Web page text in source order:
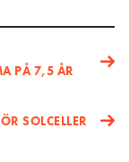
PÅ 7,5 ÅR
SOLCELLER